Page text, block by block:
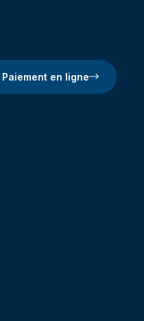
Paiement en ligne